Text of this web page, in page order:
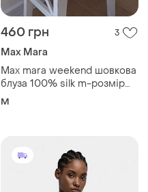
460 грн 3
Max Mara
Max mara weekend шовкова
блуза 100% silk m-розмір
відмінний стан
M